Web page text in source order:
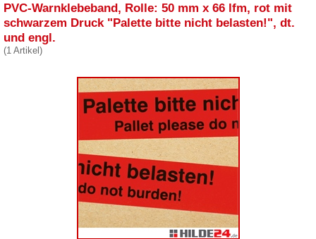
PVC-Warnklebeband, Rolle: 50 mm x 66 lfm, rot mit
schwarzem Druck "Palette bitte nicht belasten!", dt.
und engl.
(1 Artikel)